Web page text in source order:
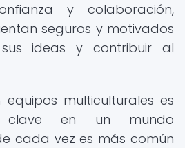
y colaboración,
seguros y motivados
ideas y contribuir al
multiculturales es
clave en un mundo
cada vez es más común